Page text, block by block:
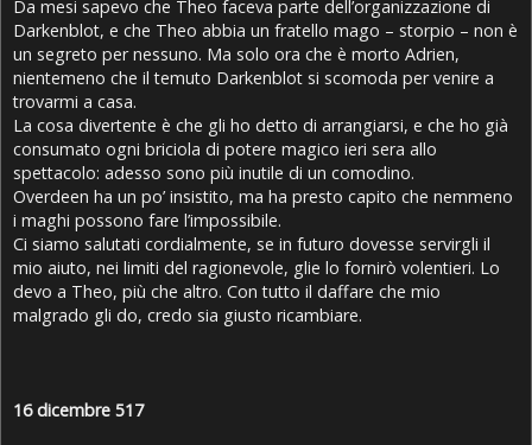
Da mesi sapevo che Theo faceva parte dell’organizzazione di
Darkenblot, e che Theo abbia un fratello mago – storpio – non è
un segreto per nessuno. Ma solo ora che è morto Adrien,
nientemeno che il temuto Darkenblot si scomoda per venire a
trovarmi a casa.
La cosa divertente è che gli ho detto di arrangiarsi, e che ho già
consumato ogni briciola di potere magico ieri sera allo
spettacolo: adesso sono più inutile di un comodino.
Overdeen ha un po’ insistito, ma ha presto capito che nemmeno
i maghi possono fare l’impossibile.
Ci siamo salutati cordialmente, se in futuro dovesse servirgli il
mio aiuto, nei limiti del ragionevole, glie lo fornirò volentieri. Lo
devo a Theo, più che altro. Con tutto il daffare che mio
malgrado gli do, credo sia giusto ricambiare.
16 dicembre 517